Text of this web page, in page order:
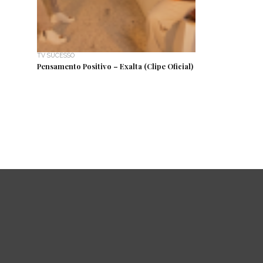
TV SUCESSO
Pensamento Positivo – Exalta (Clipe Oficial)